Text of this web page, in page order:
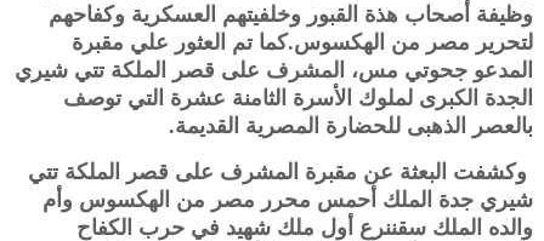
وظيفة أصحاب هذة القبور وخلفيتهم العسكرية وكفاحهم
لتحرير مصر من الهكسوس.كما تم العثور علي مقبرة
المدعو جحوتي مس، المشرف على قصر الملكة تتي شيري
الجدة الكبرى لملوك الأسرة الثامنة عشرة التي توصف
بالعصر الذهبى للحضارة المصرية القديمة.
وكشفت البعثة عن مقبرة المشرف على قصر الملكة تتي
شيري جدة الملك أحمس محرر مصر من الهكسوس وأم
والده الملك سقننرع أول ملك شهيد في حرب الكفاح